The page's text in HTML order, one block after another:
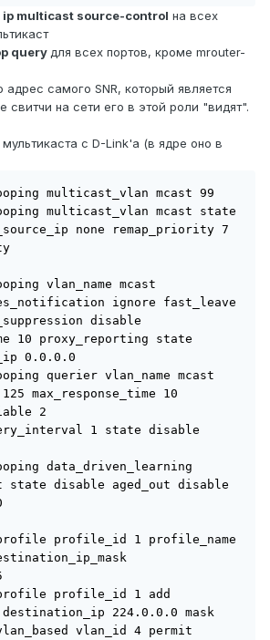
ip multicast source-control на всех
queryдля всех портов, кроме mrouter-
адрес самого SNR, который является
свитчи на сети его в этой роли "видят".
с D-Link'а (в ядре оно в
multicast_vlan mcast 99
multicast_vlan mcast state
none remap_priority 7
vlan_name mcast
ignore fast_leave
disable
10 proxy_reporting state
0.0.0.0
querier vlan_name mcast
max_response_time 10
2
1 state disable
data_driven_learning
state disable aged_out disable
profile_id 1 profile_name
profile_id 1 add
224.0.0.0 mask
vlan_id 4 permit